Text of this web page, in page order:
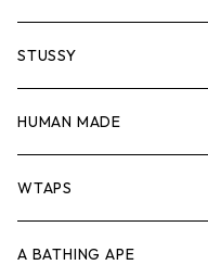
シャツ
ジャケット
パンツ
キャップ・ハット
スウェット/ニット
シャツ
ジャケット
パンツ
ロンTEE
スウェット/ニット
シャツ
ジャケット
Tシャツ
ロンTEE
スウェット/ニット
シャツ
STUSSY
Tシャツ
ロンTEE
スウェット/ニット
HUMAN MADE
Tシャツ
ロンT
WTAPS
Tシャツ
A BATHING APE